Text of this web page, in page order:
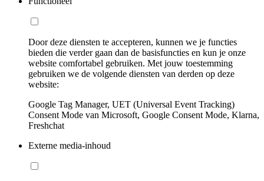
Door deze diensten te accepteren, kunnen we je functies
bieden die verder gaan dan de basisfuncties en kun je onze
website comfortabel gebruiken. Met jouw toestemming
gebruiken we de volgende diensten van derden op deze
website:
Google Tag Manager, UET (Universal Event Tracking)
Consent Mode van Microsoft, Google Consent Mode, Klarna,
Freshchat
Externe media-inhoud